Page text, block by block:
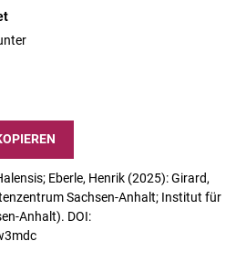
Eberle, Henrik (2025): Girard,
Sachsen-Anhalt; Institut für
Anhalt). DOI: